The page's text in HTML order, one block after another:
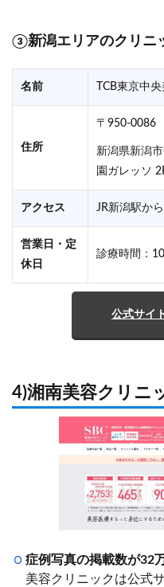
③新潟エリアのクリニ
名前 TCB東京中
住所
〒950-0086
新潟県新潟
園ガレッソ
アクセス JR新潟駅か
営業日・定
休日
診療時間：
公式サイ
4)湘南美容クリニ
症例写真の掲載数が32
美容クリニックは公式